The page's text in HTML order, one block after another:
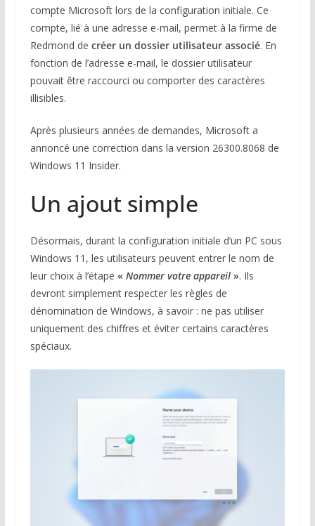
compte Microsoft lors de la configuration initiale. Ce
compte, lié à une adresse e-mail, permet à la firme de
Redmond de créer un dossier utilisateur associé. En
fonction de l’adresse e-mail, le dossier utilisateur
pouvait être raccourci ou comporter des caractères
illisibles.
Après plusieurs années de demandes, Microsoft a
annoncé une correction dans la version 26300.8068 de
Windows 11 Insider.
Un ajout simple
Désormais, durant la configuration initiale d’un PC sous
Windows 11, les utilisateurs peuvent entrer le nom de
leur choix à l’étape « Nommer votre appareil». Ils
devront simplement respecter les règles de
dénomination de Windows, à savoir : ne pas utiliser
uniquement des chiffres et éviter certains caractères
spéciaux.